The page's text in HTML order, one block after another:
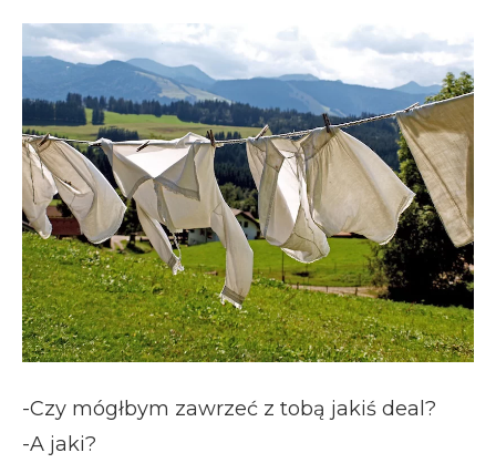
-Czy mógłbym zawrzeć z tobą jakiś deal?
-A jaki?